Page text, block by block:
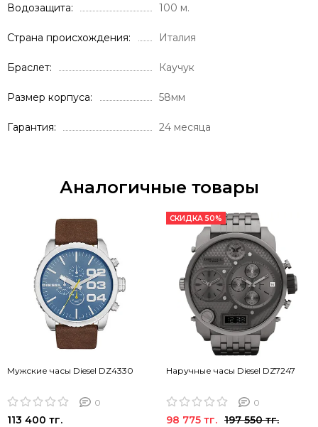
Водозащита 100 м.
Страна происхождения Италия
Браслет Каучук
Размер корпуса 58мм
Гарантия 24 месяца
Аналогичные товары
Мужские часы Diesel DZ4330
0
113 400 тг.
СКИДКА 50%
Наручные часы Diesel DZ7247
0
98 775 тг. 197 550 тг.